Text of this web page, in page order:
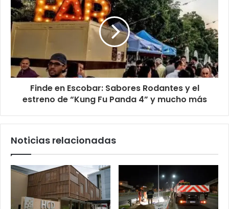
Finde en Escobar: Sabores Rodantes y el
estreno de “Kung Fu Panda 4” y mucho más
Noticias relacionadas